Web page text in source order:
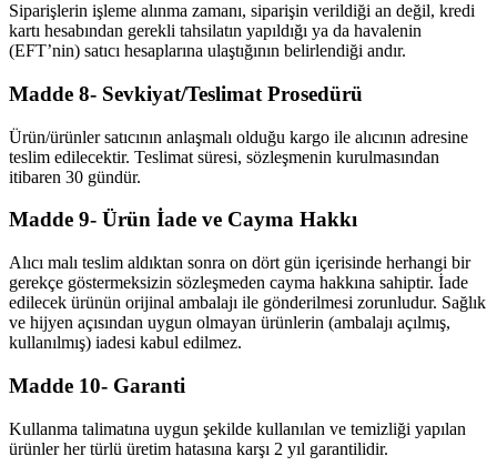
Siparişlerin işleme alınma zamanı, siparişin verildiği an değil, kredi
kartı hesabından gerekli tahsilatın yapıldığı ya da havalenin
(EFT’nin) satıcı hesaplarına ulaştığının belirlendiği andır.
Madde 8- Sevkiyat/Teslimat Prosedürü
Ürün/ürünler satıcının anlaşmalı olduğu kargo ile alıcının adresine
teslim edilecektir. Teslimat süresi, sözleşmenin kurulmasından
itibaren 30 gündür.
Madde 9- Ürün İade ve Cayma Hakkı
Alıcı malı teslim aldıktan sonra on dört gün içerisinde herhangi bir
gerekçe göstermeksizin sözleşmeden cayma hakkına sahiptir. İade
edilecek ürünün orijinal ambalajı ile gönderilmesi zorunludur. Sağlık
ve hijyen açısından uygun olmayan ürünlerin (ambalajı açılmış,
kullanılmış) iadesi kabul edilmez.
Madde 10- Garanti
Kullanma talimatına uygun şekilde kullanılan ve temizliği yapılan
ürünler her türlü üretim hatasına karşı 2 yıl garantilidir.